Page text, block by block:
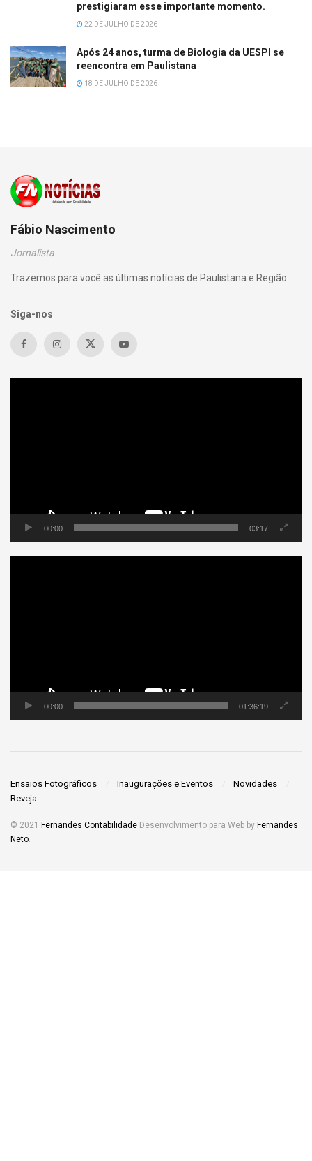
prestigiaram esse importante momento.
22 DE JULHO DE 2026
Após 24 anos, turma de Biologia da UESPI se
reencontra em Paulistana
18 DE JULHO DE 2026
Fábio Nascimento
Jornalista
Trazemos para você as últimas notícias de Paulistana e Região.
Siga-nos
00:00 03:17
00:00 01:36:19
Ensaios Fotográficos Inaugurações e Eventos
Novidades
Reveja
© 2021 Fernandes Contabilidade Desenvolvimento para Web by Fernandes
Neto